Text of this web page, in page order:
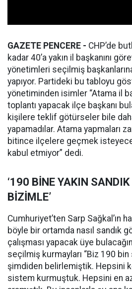
GAZETE PENCERE - CHP’de
kadar 40’a yakın il başkanını
yönetimleri seçilmiş
yapıyor. Partideki bu tabloyu
yönetiminden isimler “Atama il
toplantı yapacak ilçe başkanı
kişilere teklif götürseler bile
yapamadılar. Atama yapmaları
bitince ilçelere geçmek
kabul etmiyor” dedi.
‘190 BİNE YAKIN
BİZİMLE’
Cumhuriyet’ten Sarp Sağkal’ın
böyle bir ortamda nasıl sandık
çalışması yapacak üye
seçilmiş kurmayları “Biz 190
şimdiden belirlemiştik. Hepsini
sistem kurmuştuk. Hepsini en